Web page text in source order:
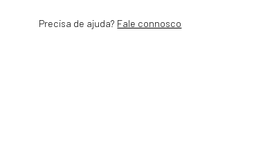
Precisa de ajuda? Fale connosco